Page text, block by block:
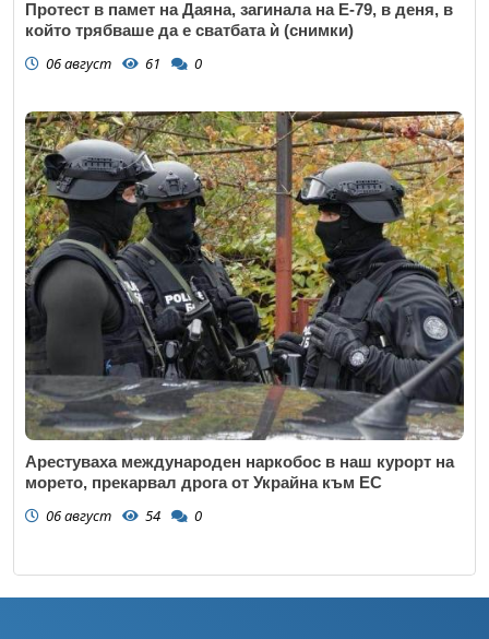
Протест в памет на Даяна, загинала на Е-79, в деня, в
който трябваше да е сватбата ѝ (снимки)
06 август 61 0
Арестуваха международен наркобос в наш курорт на
морето, прекарвал дрога от Украйна към ЕС
06 август 54 0